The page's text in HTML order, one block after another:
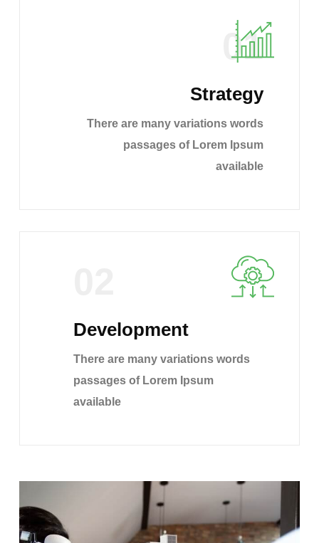
01
Strategy
There are many variations words
passages of Lorem Ipsum
available
Development
There are many variations words
passages of Lorem Ipsum
available